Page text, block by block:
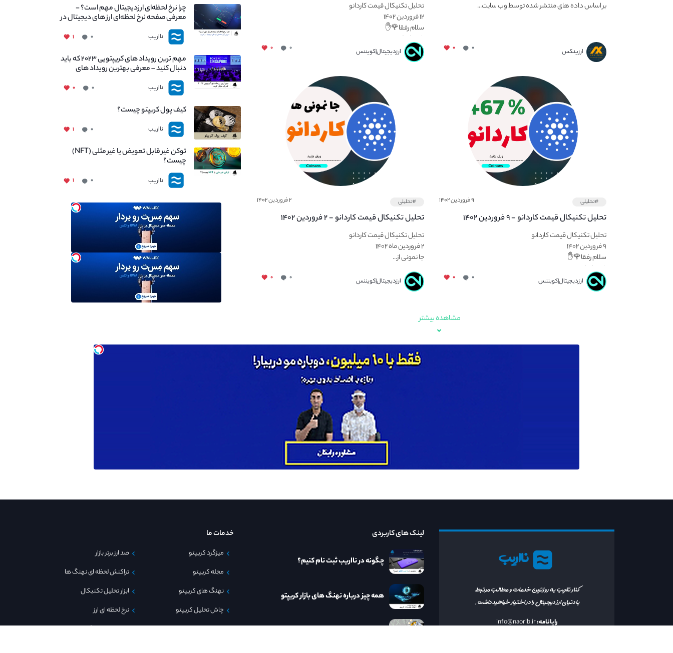
بر اساس داده های منتشر شده توسط وب‌ سایت...
ارزینکس ۰ ۰
تحلیل تکنیکال قیمت کاردانو
۱۲ فروردین ۱۴۰۲
سلام رفقا🌹✋
راه های کسب...
ارزدیجیتال|کویننس ۰ ۰
#تحلیلی ۹ فروردین ۱۴۰۲
تحلیل تکنیکال قیمت کاردانو - ۹ فروردین ۱۴۰۲
تحلیل تکنیکال قیمت کاردانو
۹ فروردین ۱۴۰۲
سلام رفقا🌹✋
راه های کسب...
ارزدیجیتال|کویننس ۰ ۰
#تحلیلی ۲ فروردین ۱۴۰۲
تحلیل تکنیکال قیمت کاردانو - ۲ فروردین ۱۴۰۲
تحلیل تکنیکال قیمت کاردانو
۲ فروردین ماه ۱۴۰۲
جا نمونی از...
ارزدیجیتال|کویننس ۰ ۰
مشاهده بیشتر
چرا نرخ لحظه‌ای ارزدیجیتال مهم است؟ -
معرفی صفحه نرخ لحظه‌ای ارز های دیجیتال در
نااریب
نااریب ۰ ۱
مهم ترین رویداد های کریپتویی ۲۰۲۳ که باید
دنبال کنید – معرفی بهترین رویداد های
جهانی
نااریب ۰ ۰
کیف پول کریپتو چیست؟
نااریب ۰ ۱
توکن غیر قابل تعویض یا غیر مثلی (NFT)
چیست؟
نااریب ۰ ۱
نااریب
کنار نااریب به روزترین خدمات و مطالب مرتبط
با دنیای ارز دیجیتال را در اختیار خواهید داشت.
رایانامه:info@naorib.ir
لینک های کاربردی
چگونه در نااریب ثبت نام کنیم؟
همه چیز درباره نهنگ های بازار کریپتو
خدمات ما
میزگرد کریپتو
مجله کریپتو
نهنگ های کریپتو
چاش تحلیل کریپتو
صد ارز برتر بازار
تراکنش لحظه ای نهنگ ها
ابزار تحلیل تکنیکال
نرخ لحظه ای ارز